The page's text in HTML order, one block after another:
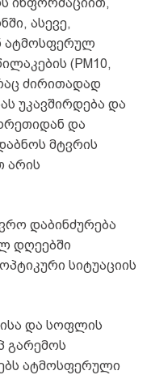
ასევე,
ატმოსფერულ
(PM10,
ძირითადად
უკავშირდება და
და
მტვრის
არის
დაბინძურება
დღეებში
სიტუაციის
და სოფლის
გარემოს
ატმოსფერული